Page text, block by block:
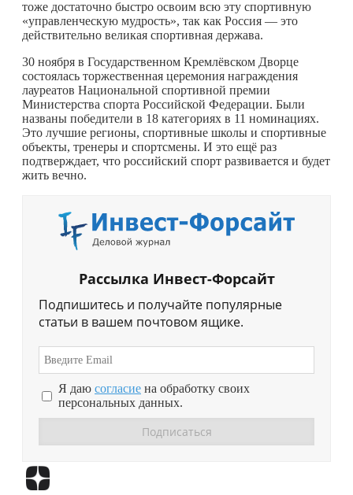
тоже достаточно быстро освоим всю эту спортивную
«управленческую мудрость», так как Россия — это
действительно великая спортивная держава.
30 ноября в Государственном Кремлёвском Дворце
состоялась торжественная церемония награждения
лауреатов Национальной спортивной премии
Министерства спорта Российской Федерации. Были
названы победители в 18 категориях в 11 номинациях.
Это лучшие регионы, спортивные школы и спортивные
объекты, тренеры и спортсмены. И это ещё раз
подтверждает, что российский спорт развивается и будет
жить вечно.
Рассылка Инвест-Форсайт
Подпишитесь и получайте популярные
статьи в вашем почтовом ящике.
Я даю согласие на обработку своих
персональных данных.